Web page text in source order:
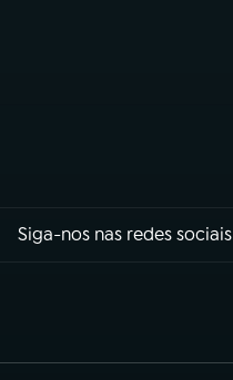
Siga-nos nas redes sociais